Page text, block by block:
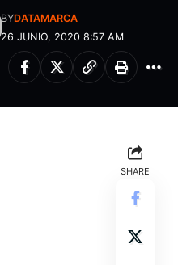
26 JUNIO, 2020 8:57 AM
BYDATAMARCA
SHARE